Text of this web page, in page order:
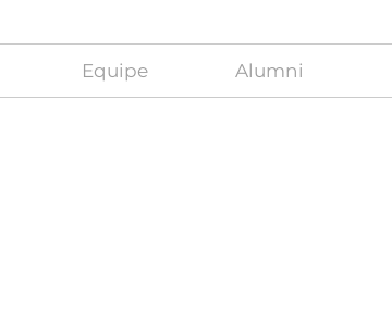
Equipe Alumni